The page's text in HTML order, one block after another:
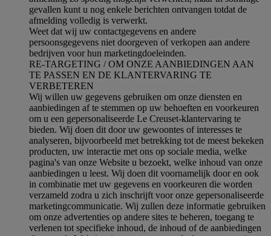
gevallen kunt u nog enkele berichten ontvangen totdat de
afmelding volledig is verwerkt.
Weet dat wij uw contactgegevens en andere
persoonsgegevens niet doorgeven of verkopen aan andere
bedrijven voor hun marketingdoeleinden.
RE-TARGETING / OM ONZE AANBIEDINGEN AAN
TE PASSEN EN DE KLANTERVARING TE
VERBETEREN
Wij willen uw gegevens gebruiken om onze diensten en
aanbiedingen af te stemmen op uw behoeften en voorkeuren
om u een gepersonaliseerde Le Creuset-klantervaring te
bieden. Wij doen dit door uw gewoontes of interesses te
analyseren, bijvoorbeeld met betrekking tot de meest bekeken
producten, uw interactie met ons op sociale media, welke
pagina's van onze Website u bezoekt, welke inhoud van onze
aanbiedingen u leest. Wij doen dit voornamelijk door en ook
in combinatie met uw gegevens en voorkeuren die worden
verzameld zodra u zich inschrijft voor onze gepersonaliseerde
marketingcommunicatie. Wij zullen deze informatie gebruiken
om onze advertenties op andere sites te beheren, toegang te
verlenen tot specifieke inhoud, de inhoud of de aanbiedingen